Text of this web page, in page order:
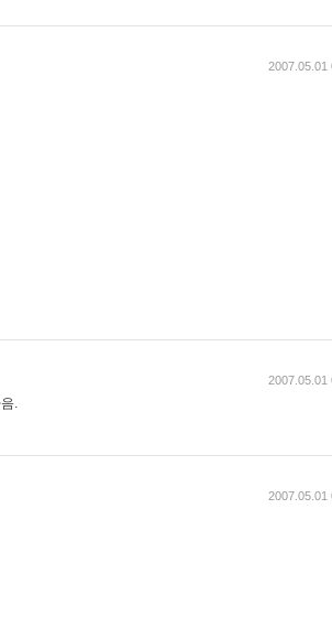
2007.05.01
.
2007.05.01
2007.05.01